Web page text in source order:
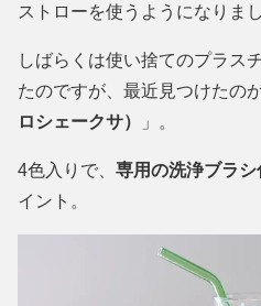
ストローを使うようになりまし
しばらくは使い捨てのプラス
たのですが、最近見つけたの
ロシェークサ）
」。
4色入りで、 専用の洗浄ブラシ
イント。